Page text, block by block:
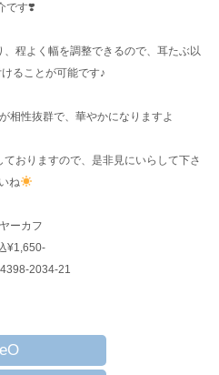
です❣️
程よく幅を調整できるので、耳たぶ以
ることが可能です♪
相性抜群で、華やかになりますよ
おりますので、是非見にいらして下さ
いね
ーカフ
¥1,650-
2034-21